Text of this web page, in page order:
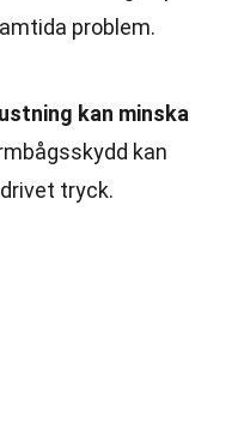
problem.
kan minska
kan
tryck.